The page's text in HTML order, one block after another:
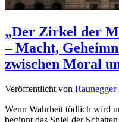
„Der Zirkel der
– Macht,
zwischen Moral
Veröffentlicht von
Wenn Wahrheit tödlich wird